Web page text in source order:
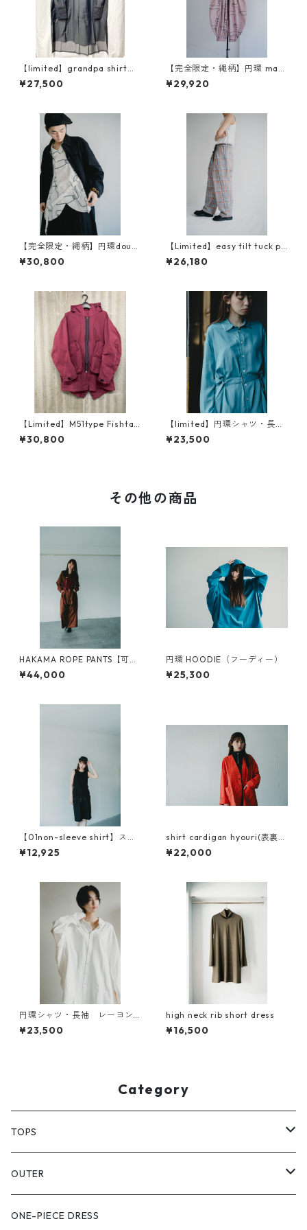
【limited】grandpa shirt『i
ki』粋
¥27,500
【完全限定・縄柄】円環 man
y many gather easy pants
¥29,920
【完全限定・縄柄】円環doubl
e breast shirt jacket
¥30,800
【Limited】easy tilt tuck pa
nts（イージーチルトタックパ
ンツ）
¥26,180
【Limited】M51type Fishtail
Coat『hyouri』（表裏）
¥30,800
【limited】円環シャツ・長
袖 crease care finishing
（イージーケア）
¥23,500
その他の商品
HAKAMA ROPE PANTS【可
変】
¥44,000
円環 HOODIE（フーディー）
¥25,300
【01non-sleeve shirt】スビ
ンプラチナム使用
¥12,925
shirt cardigan hyouri(表裏）
zig-zag(ジグザグ）
¥22,000
円環シャツ・長袖 レーヨン×
コットン素材使用
¥23,500
high neck rib short dress
¥16,500
Category
TOPS
PULL OVER
SHIRT
OUTER
VEST
ONE-PIECE DRESS